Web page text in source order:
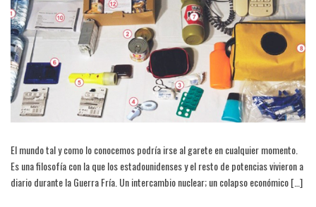
El mundo tal y como lo conocemos podría irse al garete en cualquier momento.
Es una filosofía con la que los estadounidenses y el resto de potencias vivieron a
diario durante la Guerra Fría. Un intercambio nuclear; un colapso económico […]